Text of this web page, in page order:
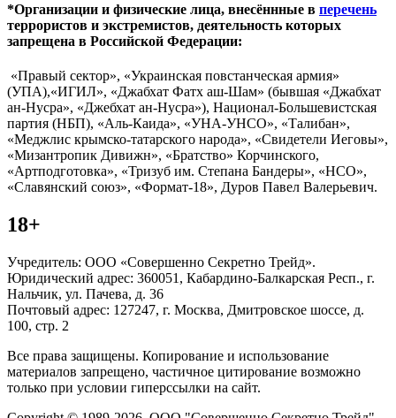
*Организации и физические лица, внесённные в перечень
террористов и экстремистов, деятельность которых
запрещена в Российской Федерации:
«Правый сектор», «Украинская повстанческая армия»
(УПА),«ИГИЛ», «Джабхат Фатх аш-Шам» (бывшая «Джабхат
ан-Нусра», «Джебхат ан-Нусра»), Национал-Большевистская
партия (НБП), «Аль-Каида», «УНА-УНСО», «Талибан»,
«Меджлис крымско-татарского народа», «Свидетели Иеговы»,
«Мизантропик Дивижн», «Братство» Корчинского,
«Артподготовка», «Тризуб им. Степана Бандеры», «НСО»,
«Славянский союз», «Формат-18», Дуров Павел Валерьевич.
18+
Учредитель: ООО «Совершенно Секретно Трейд».
Юридический адрес: 360051, Кабардино-Балкарская Респ., г.
Нальчик, ул. Пачева, д. 36
Почтовый адрес: 127247, г. Москва, Дмитровское шоссе, д.
100, стр. 2
Все права защищены. Копирование и использование
материалов запрещено, частичное цитирование возможно
только при условии гиперссылки на сайт.